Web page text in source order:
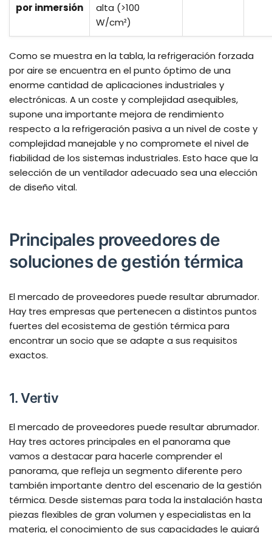
por inmersión
alta (>100
W/cm²)
Como se muestra en la tabla, la refrigeración forzada
por aire se encuentra en el punto óptimo de una
enorme cantidad de aplicaciones industriales y
electrónicas. A un coste y complejidad asequibles,
supone una importante mejora de rendimiento
respecto a la refrigeración pasiva a un nivel de coste y
complejidad manejable y no compromete el nivel de
fiabilidad de los sistemas industriales. Esto hace que la
selección de un ventilador adecuado sea una elección
de diseño vital.
Principales proveedores de
soluciones de gestión térmica
El mercado de proveedores puede resultar abrumador.
Hay tres empresas que pertenecen a distintos puntos
fuertes del ecosistema de gestión térmica para
encontrar un socio que se adapte a sus requisitos
exactos.
1. Vertiv
El mercado de proveedores puede resultar abrumador.
Hay tres actores principales en el panorama que
vamos a destacar para hacerle comprender el
panorama, que refleja un segmento diferente pero
también importante dentro del escenario de la gestión
térmica. Desde sistemas para toda la instalación hasta
piezas flexibles de gran volumen y especialistas en la
materia, el conocimiento de sus capacidades le guiará